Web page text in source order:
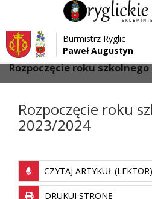
Przejdź do menu
Przejdź do głównej treści strony
Przejdź do stopki strony
Burmistrz Ryglic
Paweł Augustyn
Strona główna > Aktualności
Rozpoczęcie roku szkolnego
Rozpoczęcie roku
2023/2024
CZYTAJ ARTYKUŁ (LEKTOR)
DRUKUJ STRONĘ